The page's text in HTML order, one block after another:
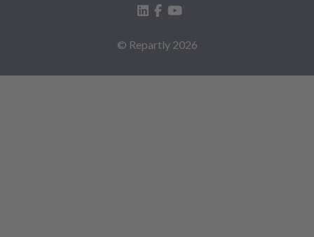
© Repartly 2026